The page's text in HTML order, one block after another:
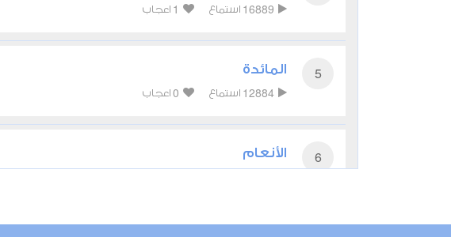
16889 استماع 1 اعجاب
5 المائدة
12884 استماع 0 اعجاب
6 الأنعام